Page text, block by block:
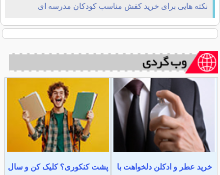
نکته هایی برای خرید کفش مناسب کودکان مدرسه ای
خرید عطر و ادکلن دلخواهت با
پشت کنکوری؟ کلیک کن و سال